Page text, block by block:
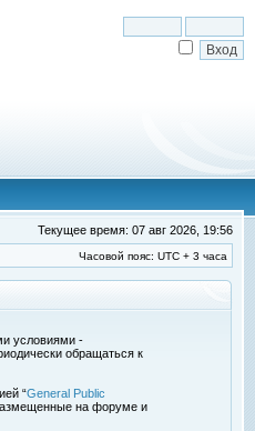
Текущее время: 07 авг 2026, 19:56
Часовой пояс: UTC + 3 часа
условиями -
обращаться к
“General Public
на форуме и